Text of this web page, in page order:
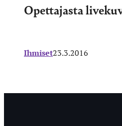
Opettajasta
Ihmiset23.3.2016